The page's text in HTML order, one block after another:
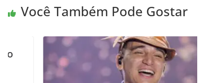
Você Também Pode Gostar